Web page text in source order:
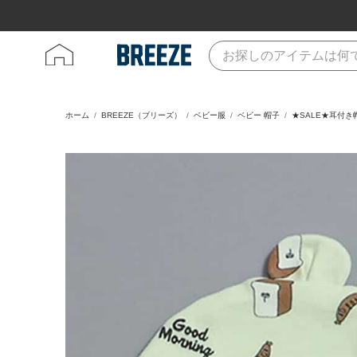
ホーム BREEZE（ブリーズ） ベビー服 ベビー 帽子 ★SALE★耳付き